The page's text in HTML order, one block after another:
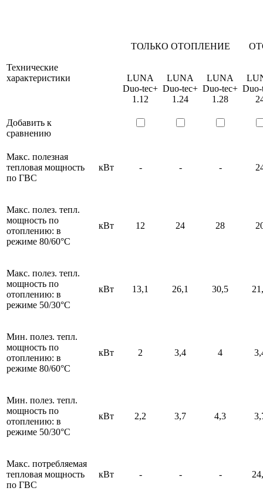
Технические
характеристики
ТОЛЬКО ОТОПЛЕНИЕ
LUNA
Duo-tec+
1.12
LUNA
Duo-tec+
1.24
LUNA
Duo-tec+
1.28
Duo-
Добавить к
сравнению
Макс. полезная
тепловая мощность
по ГВС
кВт - - -
Макс. полез. тепл.
мощность по
отоплению: в
режиме 80/60°С
кВт 12 24 28
Макс. полез. тепл.
мощность по
отоплению: в
режиме 50/30°С
кВт 13,1 26,1 30,5
Мин. полез. тепл.
мощность по
отоплению: в
режиме 80/60°С
кВт 2 3,4 4
Мин. полез. тепл.
мощность по
отоплению: в
режиме 50/30°С
кВт 2,2 3,7 4,3
Макс. потребляемая
тепловая мощность
по ГВС
кВт - - -